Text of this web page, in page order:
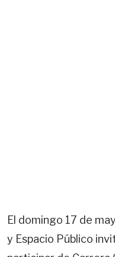
El domingo 17 de
y Espacio Público